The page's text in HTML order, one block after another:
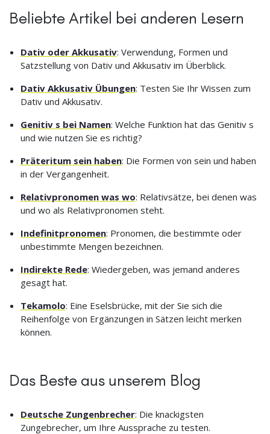
Beliebte Artikel bei anderen Lesern
Dativ oder Akkusativ: Verwendung, Formen und
Satzstellung von Dativ und Akkusativ im Überblick.
Dativ Akkusativ Übungen: Testen Sie Ihr Wissen zum
Dativ und Akkusativ.
Genitiv s bei Namen: Welche Funktion hat das Genitiv s
und wie nutzen Sie es richtig?
Präteritum sein haben: Die Formen von sein und haben
in der Vergangenheit.
Relativpronomen was wo: Relativsätze, bei denen was
und wo als Relativpronomen steht.
Indefinitpronomen: Pronomen, die bestimmte oder
unbestimmte Mengen bezeichnen.
Indirekte Rede: Wiedergeben, was jemand anderes
gesagt hat.
Tekamolo: Eine Eselsbrücke, mit der Sie sich die
Reihenfolge von Ergänzungen in Sätzen leicht merken
können.
Das Beste aus unserem Blog
Deutsche Zungenbrecher: Die knackigsten
Zungebrecher, um Ihre Aussprache zu testen.